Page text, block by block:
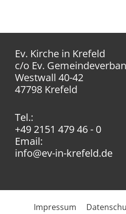
Ev. Kirche in Krefeld
c/o Ev.
Westwall 40-42
47798 Krefeld
Tel.:
+49 2151 479 46 - 0
Email:
info@ev-in-krefeld.de
Impressum